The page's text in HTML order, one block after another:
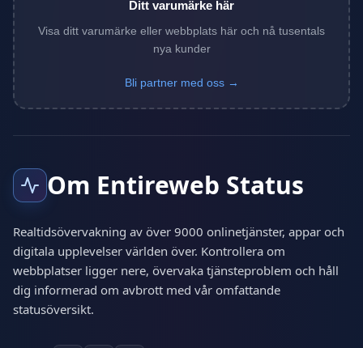
Ditt varumärke här
Visa ditt varumärke eller webbplats här och nå tusentals
nya kunder
Bli partner med oss →
Om Entireweb Status
Realtidsövervakning av över 9000 onlinetjänster, appar och
digitala upplevelser världen över. Kontrollera om
webbplatser ligger nere, övervaka tjänsteproblem och håll
dig informerad om avbrott med vår omfattande
statusöversikt.